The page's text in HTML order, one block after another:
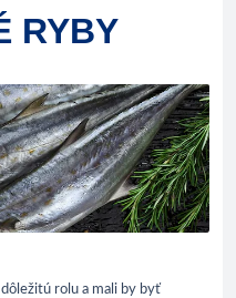
RYBY
rolu a mali by byť